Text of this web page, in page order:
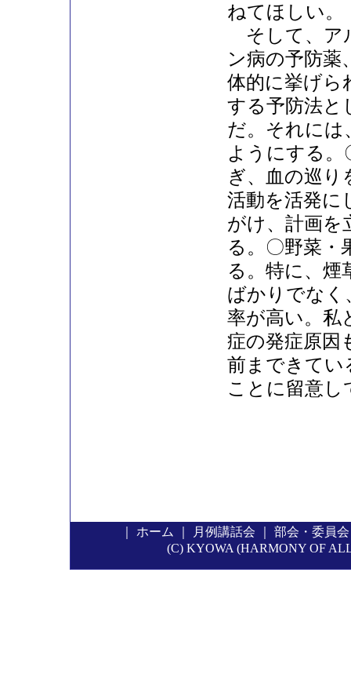
ねてほしい。
そして、ア
ン病の予防薬
体的に挙げら
する予防法と
だ。それには
ようにする。
ぎ、血の巡り
活動を活発に
がけ、計画を
る。〇野菜・
る。特に、煙
ばかりでなく
率が高い。私
症の発症原因
前まできてい
ことに留意
ホーム 月例講話会 部会・委員会
(C) KYOWA (HARMONY OF